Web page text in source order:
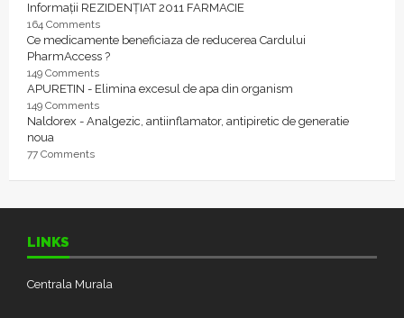
Informații REZIDENȚIAT 2011 FARMACIE
164 Comments
Ce medicamente beneficiaza de reducerea Cardului
PharmAccess ?
149 Comments
APURETIN - Elimina excesul de apa din organism
149 Comments
Naldorex - Analgezic, antiinflamator, antipiretic de generatie
noua
77 Comments
LINKS
Centrala Murala